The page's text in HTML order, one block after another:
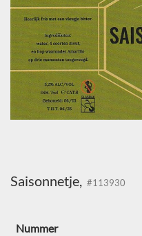
Saisonnetje, #113930
Nummer